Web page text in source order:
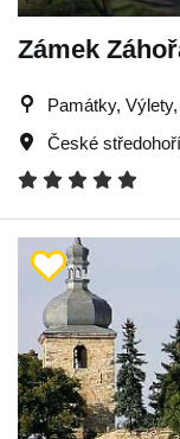
Zámek
Památky,
České středohoří